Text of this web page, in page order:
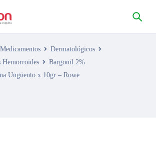
Dermatológicos
Hemorroides
Bargonil 2%
Ungüento x 10gr – Rowe